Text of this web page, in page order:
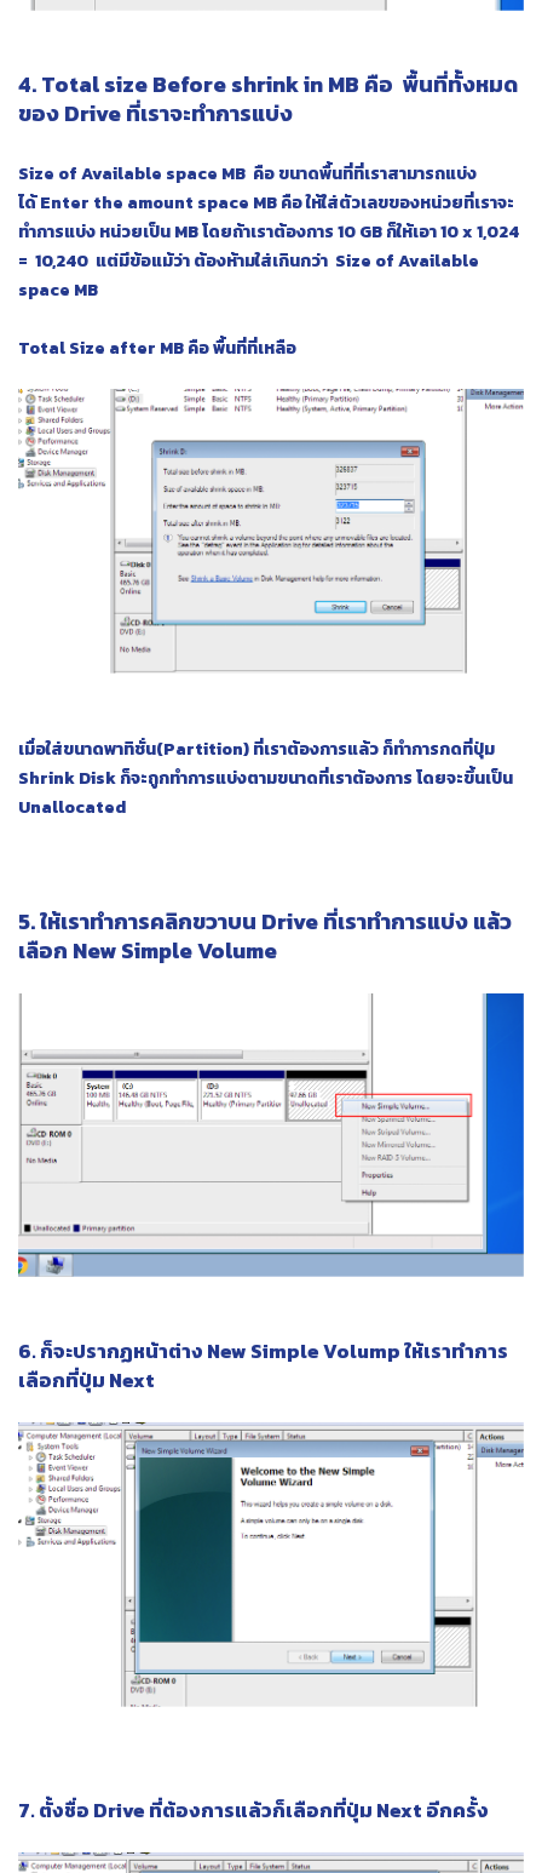
4. Total size Before shrink in MB คือ พื้นที่ทั้งหมด
ของ Drive ที่เราจะทำการแบ่ง
Size of Available space MB คือ ขนาดพื้นที่ที่เราสามารถแบ่ง
ได้Enter the amount space MB คือ ให้ใส่ตัวเลขของหน่วยที่เราจะ
ทำการแบ่ง หน่วยเป็น MB โดยถ้าเราต้องการ 10 GB ก็ให้เอา 10 x 1,024
= 10,240 แต่มีข้อแม้ว่า ต้องห้ามใส่เกินกว่า Size of Available
space MB
Total Size after MB คือ พื้นที่ที่เหลือ
เมื่อใส่ขนาดพาทิชั่น(Partition) ที่เราต้องการแล้ว ก็ทำการกดที่ปุ่ม
ShrinkDisk ก็จะถูกทำการแบ่งตามขนาดที่เราต้องการ โดยจะขึ้นเป็น
Unallocated
5. ให้เราทำการคลิกขวาบน Drive ที่เราทำการแบ่ง แล้ว
เลือก New Simple Volume
6. ก็จะปรากฏหน้าต่าง New Simple Volump ให้เราทำการ
เลือกที่ปุ่ม Next
7. ตั้งชื่อ Drive ที่ต้องการแล้วก็เลือกที่ปุ่ม Next อีกครั้ง